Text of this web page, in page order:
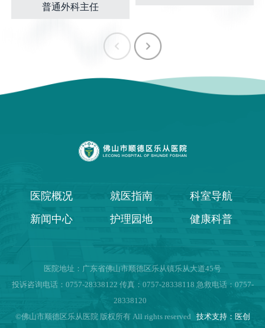
普通外科主任
医院概况 就医指南
科室导航
新闻中心
护理园地 健康科普
医院地址：广东省佛山市顺德区乐从镇乐从大道45号
投诉咨询电话：0757-28338122 传真：0757-28338118 急救电话：0757-
28338120
©佛山市顺德区乐从医院 版权所有 All rights reserved 技术支持：医创